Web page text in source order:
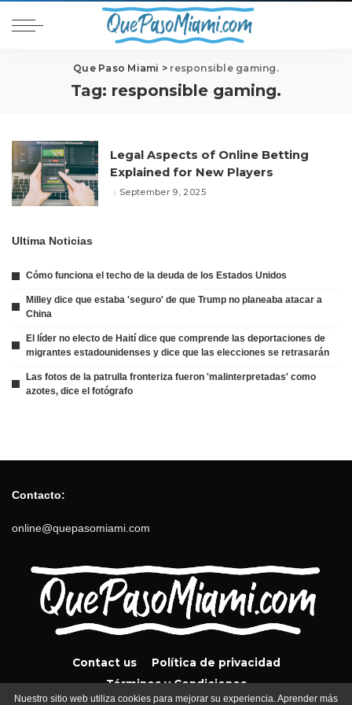
Que Paso Miami > responsible gaming.
Tag: responsible gaming.
Legal Aspects of Online Betting
Explained for New Players
September 9, 2025
Ultima Noticias
Cómo funciona el techo de la deuda de los Estados Unidos
Milley dice que estaba 'seguro' de que Trump no planeaba atacar a
China
El líder no electo de Haití dice que comprende las deportaciones de
migrantes estadounidenses y dice que las elecciones se retrasarán
Las fotos de la patrulla fronteriza fueron 'malinterpretadas' como
azotes, dice el fotógrafo
Contacto:
online@quepasomiami.com
Contact us
Política de privacidad
Términos y Condiciones
Nuestro sitio web utiliza cookies para mejorar su experiencia. Aprender más